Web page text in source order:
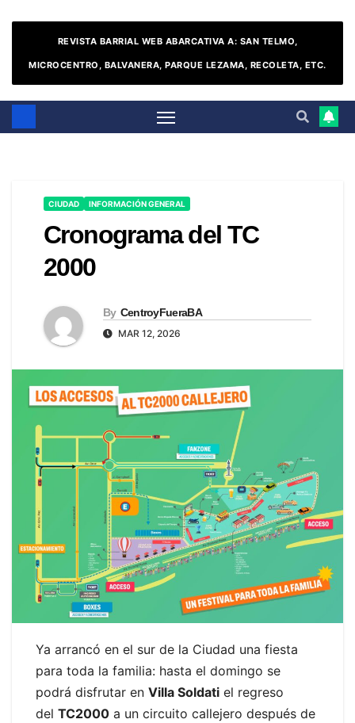
REVISTA BARRIAL WEB ABARCATIVA A: SAN TELMO,
MICROCENTRO, BALVANERA, PARQUE LEZAMA, RECOLETA, ETC.
CIUDAD INFORMACIÓN GENERAL
Cronograma del TC
2000
By CentroyFueraBA
MAR 12, 2026
Ya arrancó en el sur de la Ciudad una fiesta
para toda la familia: hasta el domingo se
podrá disfrutar en Villa Soldati el regreso
del TC2000 a un circuito callejero después de